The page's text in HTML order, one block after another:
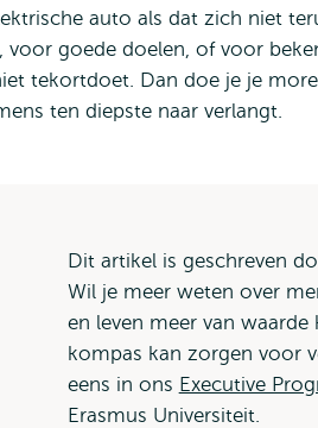
auto als dat zich niet
goede doelen, of voor
tekortdoet. Dan doe je je
ten diepste naar verlangt.
Dit artikel is geschreven
Wil je meer weten over
en leven meer van
kompas kan zorgen voor
eens in ons Executive
Erasmus Universiteit.